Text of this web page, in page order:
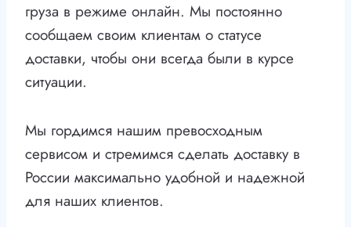
груза в режиме онлайн. Мы постоянно
сообщаем своим клиентам о статусе
доставки, чтобы они всегда были в курсе
ситуации.
Мы гордимся нашим превосходным
сервисом и стремимся сделать доставку в
России максимально удобной и надежной
для наших клиентов.